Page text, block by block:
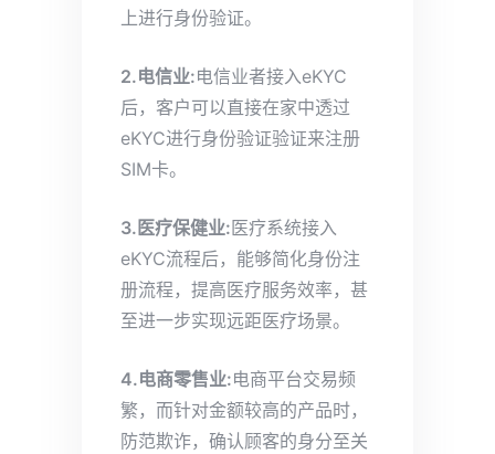
上进行身份验证。
2.电信业:电信业者接入eKYC
后，客户可以直接在家中透过
eKYC进行身份验证验证来注册
SIM卡。
3.医疗保健业:医疗系统接入
eKYC流程后，能够简化身份注
册流程，提高医疗服务效率，甚
至进一步实现远距医疗场景。
4.电商零售业:电商平台交易频
繁，而针对金额较高的产品时，
防范欺诈，确认顾客的身分至关